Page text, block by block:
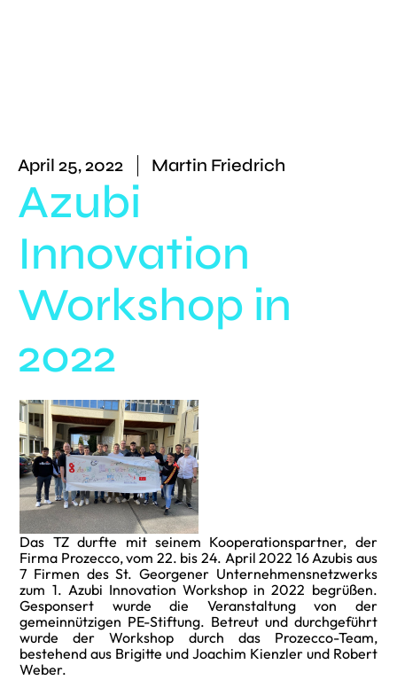
April 25, 2022 Martin Friedrich
Azubi
Innovation
Workshop in
2022
Das TZ durfte mit seinem Kooperationspartner, der
Firma Prozecco, vom 22. bis 24. April 2022 16 Azubis aus
7 Firmen des St. Georgener Unternehmensnetzwerks
zum 1. Azubi Innovation Workshop in 2022 begrüßen.
Gesponsert wurde die Veranstaltung von der
gemeinnützigen PE-Stiftung. Betreut und durchgeführt
wurde der Workshop durch das Prozecco-Team,
bestehend aus Brigitte und Joachim Kienzler und Robert
Weber.